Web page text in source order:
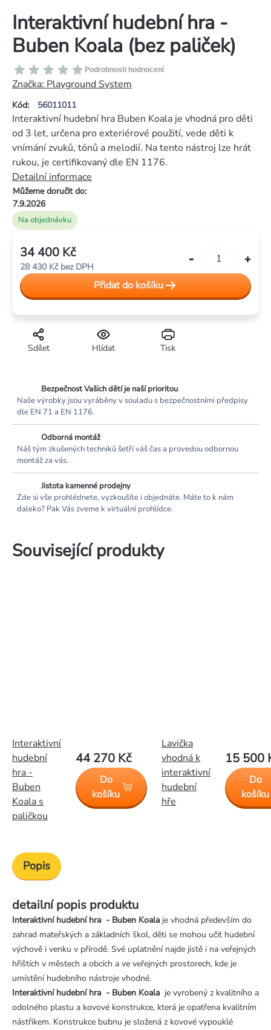
Interaktivní hudební hra -
Buben Koala (bez paliček)
Kód: 56011011
Průměrné
hodnocení
produktu
je
0,0
hvězdiček.
Podrobnosti hodnocení
Značka: Playground System
Na objednávku
Můžeme doručit do:
7.9.2026
Interaktivní hudební hra Buben Koala je vhodná pro děti
od 3 let, určena pro exteriérové použití, vede děti k
vnímání zvuků, tónů a melodií. Na tento nástroj lze hrát
rukou, je certifikovaný dle EN 1176.
Detailní informace
Tisk
Hlídat
Sdílet
34 400 Kč
28 430 Kč bez DPH
cena:
Přidat do košíku
Bezpečnost Vašich dětí je naší prioritou
Naše výrobky jsou vyráběny v souladu s bezpečnostními předpisy
dle EN 71 a EN 1176.
Odborná montáž
Náš tým zkušených techniků šetří váš čas a provedou odbornou
montáž za vás.
Jistota kamenné prodejny
Zde si vše prohlédnete, vyzkoušíte i objednáte. Máte to k nám
daleko? Pak Vás zveme k virtuální prohlídce.
Související produkty
Interaktivní
hudební
hra -
Buben
Koala s
paličkou
44 270 Kč
Do
košíku
Lavička
vhodná k
interaktivní
hudební
hře
15 500
Do
košíku
Popis
detailní popis produktu
Interaktivní hudební hra - Buben Koala je vhodná především do
zahrad mateřských a základních škol, děti se mohou učit hudební
výchově i venku v přírodě. Své uplatnění najde jistě i na veřejných
hřištích v městech a obcích a ve veřejných prostorech, kde je
umístění hudebního nástroje vhodné.
Interaktivní hudební hra - Buben Koala je vyrobený z kvalitního a
odolného plastu a kovové konstrukce, která je opatřena kvalitním
nástřikem. Konstrukce bubnu je složená z kovové vypouklé